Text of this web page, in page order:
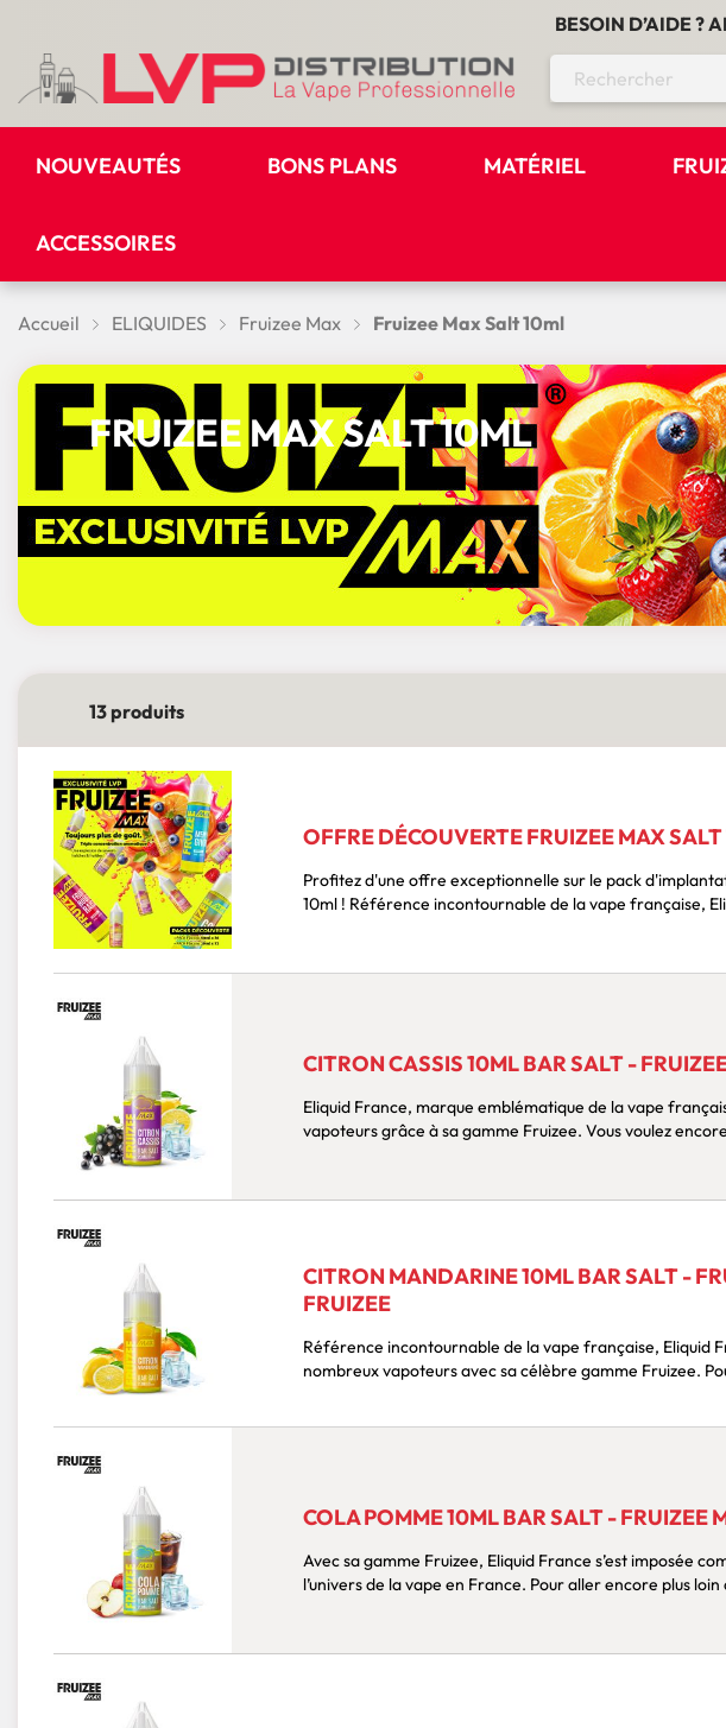
BESOIN D’AIDE ?
NOUVEAUTÉS BONS PLANS MATÉRIEL
ACCESSOIRES
Accueil ELIQUIDES Fruizee Max Fruizee Max Salt 10ml
FRUIZEE MAX SALT 10ML
13 produits
OFFRE DÉCOUVERTE FRUIZEE MAX
Profitez d'une offre exceptionnelle sur le pack
10ml ! Référence incontournable de la vape française,
CITRON CASSIS 10ML BAR SALT -
Eliquid France, marque emblématique de la vape
vapoteurs grâce à sa gamme Fruizee. Vous voulez
CITRON MANDARINE 10ML BAR SALT -
FRUIZEE
Référence incontournable de la vape française, Eliquid
nombreux vapoteurs avec sa célèbre gamme Fruizee.
COLA POMME 10ML BAR SALT - FRUIZEE
Avec sa gamme Fruizee, Eliquid France s’est imposée
l’univers de la vape en France. Pour aller encore plus loin